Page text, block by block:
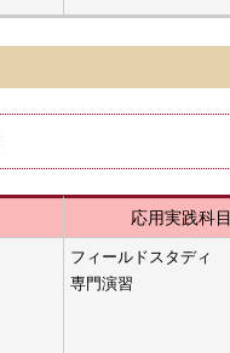
応用実践科目
フィールドスタディ
専門演習